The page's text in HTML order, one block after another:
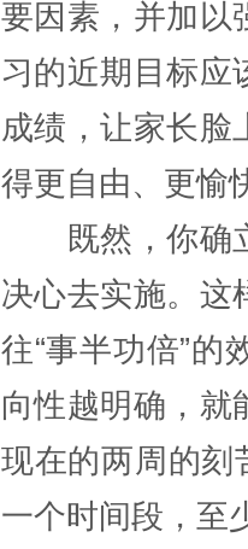
要因素，并加以
习的近期目标应
成绩，让家长脸
得更自由、更愉
既然，你确立
决心去实施。这
往“事半功倍”的
向性越明确，就
现在的两周的刻
一个时间段，至